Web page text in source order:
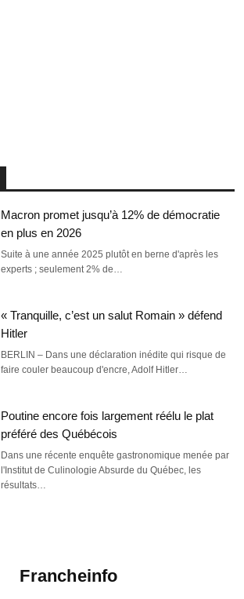
Macron promet jusqu’à 12% de démocratie
en plus en 2026
Suite à une année 2025 plutôt en berne d'après les
experts ; seulement 2% de…
« Tranquille, c’est un salut Romain » défend
Hitler
BERLIN – Dans une déclaration inédite qui risque de
faire couler beaucoup d'encre, Adolf Hitler…
Poutine encore fois largement réélu le plat
préféré des Québécois
Dans une récente enquête gastronomique menée par
l'Institut de Culinologie Absurde du Québec, les
résultats…
Francheinfo